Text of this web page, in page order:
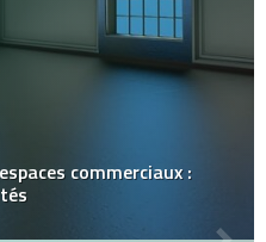
commerciaux :